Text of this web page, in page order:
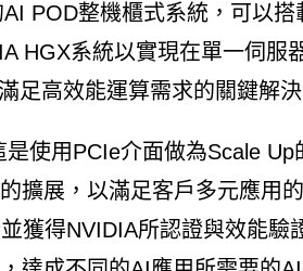
POD整機櫃式系統，可以搭
HGX系統以實現在單一伺服
足高效能運算需求的關鍵解決
使用PCIe介面做為Scale Up
擴展，以滿足客戶多元應用
獲得NVIDIA所認證與效能驗